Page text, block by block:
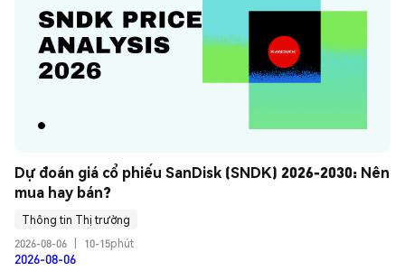
Dự đoán giá cổ phiếu SanDisk (SNDK) 2026-2030: Nên
mua hay bán?
Thông tin Thị trường
2026-08-06
10-15phút
2026-08-06